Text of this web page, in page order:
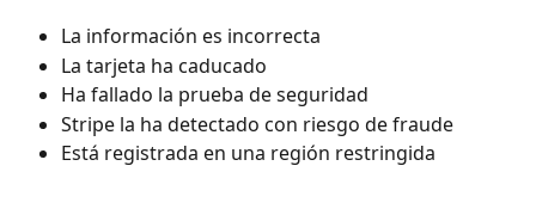
La información es incorrecta
La tarjeta ha caducado
Ha fallado la prueba de seguridad
Stripe la ha detectado con riesgo de fraude
Está registrada en una región restringida